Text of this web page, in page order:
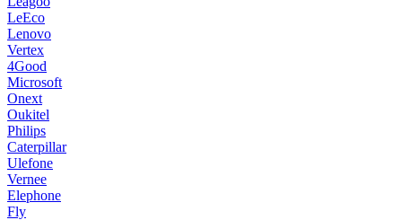
LeEco
Lenovo
Vertex
4Good
Microsoft
Onext
Oukitel
Philips
Caterpillar
Ulefone
Vernee
Elephone
Fly